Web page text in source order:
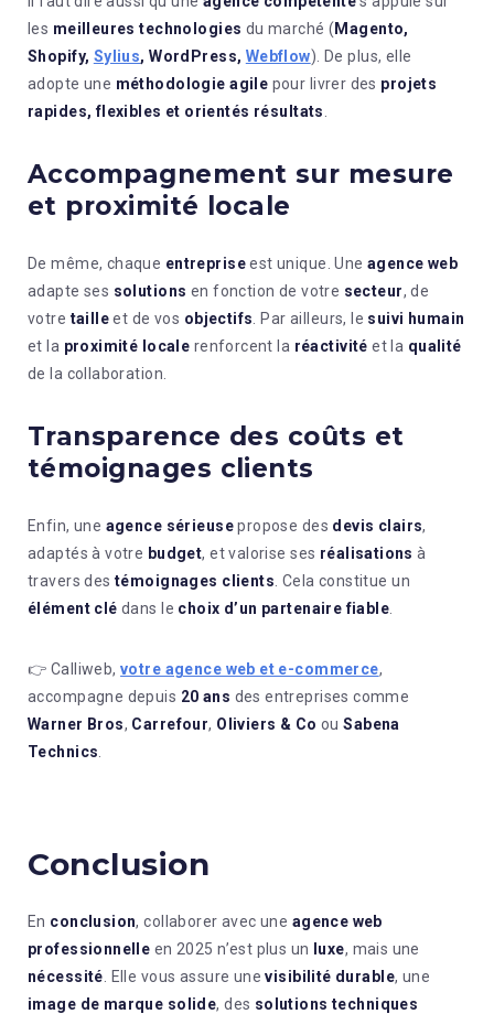
les meilleures technologies du marché ( Magento,
Shopify, Sylius, WordPress, Webflow). De plus, elle
adopte une méthodologie agile pour livrer des projets
rapides, flexibles et orientés résultats
Accompagnement sur mesure
et proximité locale
De même, chaque entrepriseest unique. Uneagence web
adapte ses solutions en fonction de votre secteur, de
votre tailleet de vos objectifs . Par ailleurs, le suivi humain
et la proximité locale renforcent la réactivité et la qualité
de la collaboration.
Transparence des coûts et
témoignages clients
Enfin, une agence sérieusepropose des devis clairs,
adaptés à votre budget, et valorise ses réalisations à
travers destémoignages clients . Cela constitue un
élément clé dans le choix d’un partenaire fiable
👉 Calliweb,votre agence web et e-commerce,
accompagne depuis 20 ans des entreprises comme
Warner Bros, Carrefour, Oliviers & Co ouSabena
Technics
Conclusion
En conclusion, collaborer avec une agence web
professionnelle en 2025 n’est plus un luxe, mais une
nécessité . Elle vous assure unevisibilité durable, une
image de marque solide, des solutions techniques